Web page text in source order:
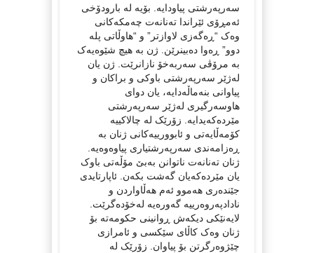
سەرپەرشتی پیاودایە. بۆیە لە بارودۆخی
ئەمڕۆی ئێراندا تەنانەت چەمکەکانی
وەک “ڕەگەزی لاوازتر” و “هاوڵاتی پلە
دوو” ڕەوا دەبینرێن. ژن بە هیچ شێوەیەک
بە مرۆڤی سەربەخۆ نازانرێت. ژن یان
لەژێر سەرپەرشتی باوکی و براکان و
پیاوانی بنەماڵەدایە، یان دوای
هاوسەرگیری لەژێر سەرپەرشتی
مێردەکەیدایە. زۆرێک لە چالاکییە
کۆمەڵایەتی و ئابوورییەکانی ژنان بە
ڕەزامەندی سەرپەرشتیاری پیاوەوەیە.
ژنان تەنانەت ناتوانن بەبێ مۆڵەتی باوک
یان مێردەکەیان گەشت بکەن. ئاپارتایدی
جێندەری هەموو ئەم هەڵاواردن و
نادادپەروەرییە گەورەیە لەخۆدەگرێت.
لایەنێکی دیکەش ڕوانینی حکومەتە بۆ
ژنان وەک کاڵای سێکسی و ئامرازی
چێژوەرگرتن بۆ پیاوان. زۆرێک لە